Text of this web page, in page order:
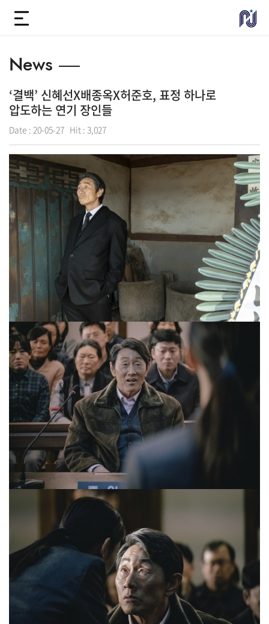
News
‘결백’ 신혜선X배종옥X허준호, 표정 하나로
압도하는 연기 장인들
Date : 20-05-27 Hit : 3,027